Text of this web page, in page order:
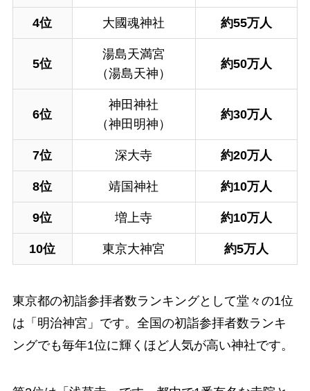
4位 大國魂神社 約55万人
5位
湯島天満宮
（湯島天神）
約50万人
6位
神田神社
（神田明神）
約30万人
7位 深大寺 約20万人
8位 靖国神社 約10万人
9位 増上寺 約10万人
10位 東京大神宮 約5万人
東京都の初詣参拝者数ランキングとして堂々の1位
は「明治神宮」です。全国の初詣参拝者数ランキ
ングでも毎年1位に輝くほど人気が高い神社です。